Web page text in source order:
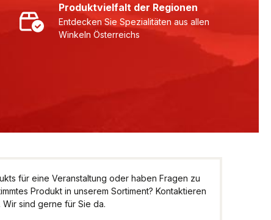
Produktvielfalt der Regionen
Entdecken Sie Spezialitäten aus allen
Winkeln Österreichs
für eine Veranstaltung oder haben Fragen zu
Produkt in unserem Sortiment? Kontaktieren
sind gerne für Sie da.